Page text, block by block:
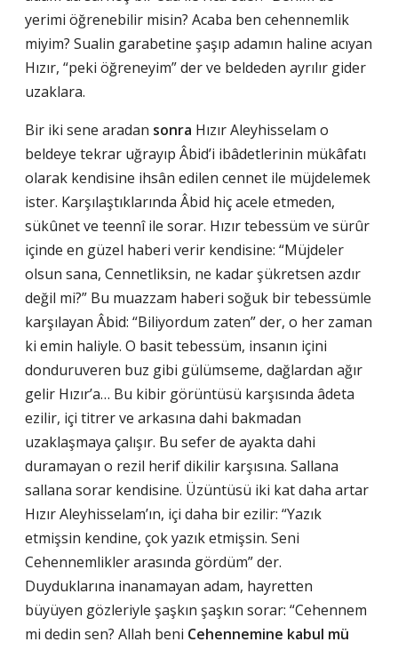
yerimi öğrenebilir misin? Acaba ben cehennemlik
miyim? Sualin garabetine şaşıp adamın haline acıyan
Hızır, “peki öğreneyim” der ve beldeden ayrılır gider
uzaklara.
Bir iki sene aradan sonra Hızır Aleyhisselam o
beldeye tekrar uğrayıp Âbid’i ibâdetlerinin mükâfatı
olarak kendisine ihsân edilen cennet ile müjdelemek
ister. Karşılaştıklarında Âbid hiç acele etmeden,
sükûnet ve teennî ile sorar. Hızır tebessüm ve sürûr
içinde en güzel haberi verir kendisine: “Müjdeler
olsun sana, Cennetliksin, ne kadar şükretsen azdır
değil mi?” Bu muazzam haberi soğuk bir tebessümle
karşılayan Âbid: “Biliyordum zaten” der, o her zaman
ki emin haliyle. O basit tebessüm, insanın içini
donduruveren buz gibi gülümseme, dağlardan ağır
gelir Hızır’a… Bu kibir görüntüsü karşısında âdeta
ezilir, içi titrer ve arkasına dahi bakmadan
uzaklaşmaya çalışır. Bu sefer de ayakta dahi
duramayan o rezil herif dikilir karşısına. Sallana
sallana sorar kendisine. Üzüntüsü iki kat daha artar
Hızır Aleyhisselam’ın, içi daha bir ezilir: “Yazık
etmişsin kendine, çok yazık etmişsin. Seni
Cehennemlikler arasında gördüm” der.
Duyduklarına inanamayan adam, hayretten
büyüyen gözleriyle şaşkın şaşkın sorar: “Cehennem
mi dedin sen? Allah beni Cehennemine kabul mü